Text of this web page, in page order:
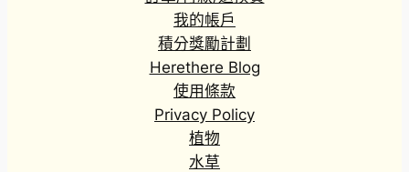
我的帳戶
積分獎勵計劃
Herethere Blog
使用條款
Privacy Policy
植物
水草